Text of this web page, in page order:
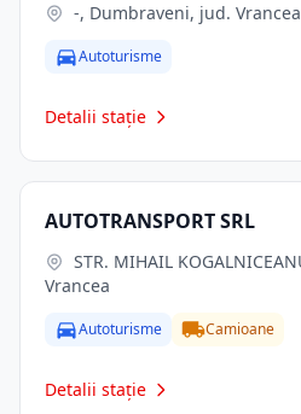
-, Dumbraveni, jud. Vrancea
Autoturisme
Detalii stație
AUTOTRANSPORT SRL
Vrancea
Autoturisme Camioane
Detalii stație